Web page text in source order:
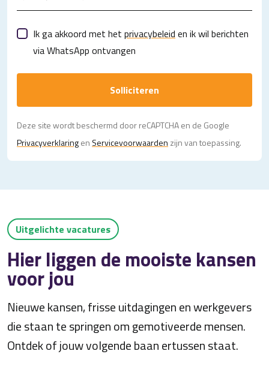
Ik ga akkoord met het privacybeleid en ik wil berichten
via WhatsApp ontvangen
Solliciteren
Deze site wordt beschermd door reCAPTCHA en de Google
Privacy­verklaringen Servicevoorwaarden zijn van toepassing.
Uitgelichte vacatures
Hier liggen de mooiste kansen
voor jou
Nieuwe kansen, frisse uitdagingen en werkgevers
die staan te springen om gemotiveerde mensen.
Ontdek of jouw volgende baan ertussen staat.